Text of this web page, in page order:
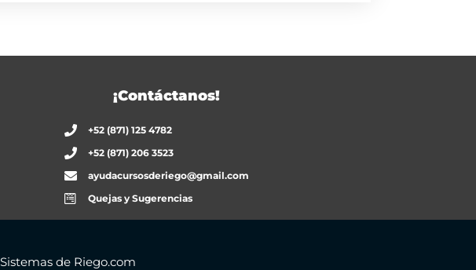
¡Contáctanos!
+52 (871) 125 4782
+52 (871) 206 3523
ayudacursosderiego@gmail.com
Quejas y Sugerencias
de Riego.com